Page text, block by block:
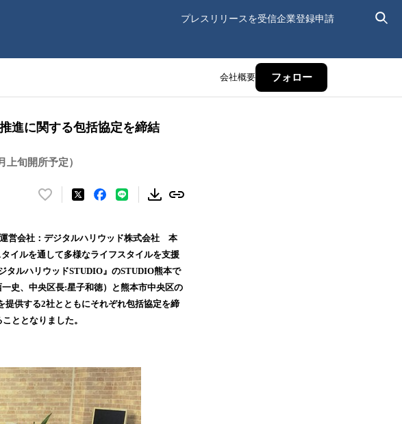
プレスリリースを受信企業登録申請
会社概要 フォロー
進に関する包括協定を締結
旬開所予定）
い
！
数
を
読
み
込
す
営会社：デジタルハリウッド株式会社 本
イルを通して多様なライフスタイルを支援
タルハリウッドSTUDIO』のSTUDIO熊本で
史、中央区長:星子和徳）と熊本市中央区の
供する2社とともにそれぞれ包括協定を締
ととなりました。